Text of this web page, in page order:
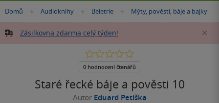
Nacházíte
zde:
Domů »Audioknihy »
Beletrie »
Mýty, pověsti, báje a bajky
Zásilkovna zdarma celý týden!
Staré řecké báje a pověsti 10
Autor Eduard Petiška
0.0
5
0 hodnocení čtenářů